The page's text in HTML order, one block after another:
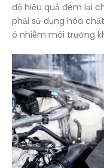
độ hiệu quả đem lại
phải sử dụng hóa
ô nhiễm môi trường